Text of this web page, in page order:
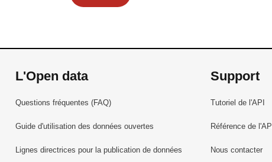
L'Open data
Questions fréquentes (FAQ)
Guide d'utilisation des données ouvertes
Lignes directrices pour la publication de données
Support
Tutoriel de l'API
Référence de l'API
Nous contacter